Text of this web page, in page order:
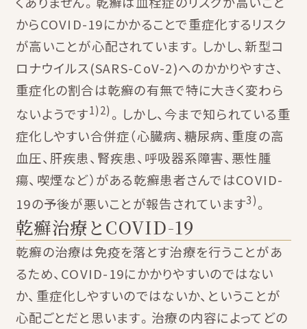
からCOVID-19にかかることで重症化するリスク
が高いことが心配されています。しかし、新型コ
ロナウイルス(SARS-CoV-2)へのかかりやすさ、
重症化の割合は乾癬の有無で特に大きく変わら
ないようです1)2)。しかし、今まで知られている重
症化しやすい合併症（心臓病、糖尿病、重度の高
血圧、肝疾患、腎疾患、呼吸器系障害、悪性腫
瘍、喫煙など）がある乾癬患者さんではCOVID-
19の予後が悪いことが報告されています3)。
乾癬治療とCOVID-19
乾癬の治療は免疫を落とす治療を行うことがあ
るため、COVID-19にかかりやすいのではない
か、重症化しやすいのではないか、ということが
心配ごとだと思います。治療の内容によってどの